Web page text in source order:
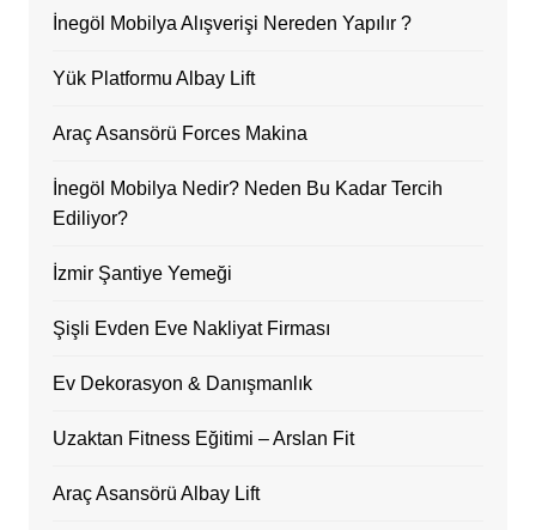
İnegöl Mobilya Alışverişi Nereden Yapılır ?
Yük Platformu Albay Lift
Araç Asansörü Forces Makina
İnegöl Mobilya Nedir? Neden Bu Kadar Tercih
Ediliyor?
İzmir Şantiye Yemeği
Şişli Evden Eve Nakliyat Firması
Ev Dekorasyon & Danışmanlık
Uzaktan Fitness Eğitimi – Arslan Fit
Araç Asansörü Albay Lift